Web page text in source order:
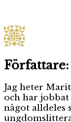
Författare:
Jag heter
och har
något alldeles